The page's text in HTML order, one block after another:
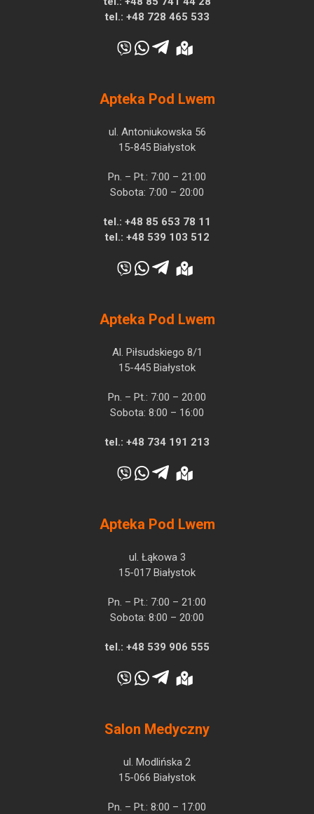
tel.: +48 728 465 533
Apteka Pod Lwem
ul. Antoniukowska 56
15-845 Białystok
Pn. – Pt.: 7:00 – 21:00
Sobota: 7:00 – 20:00
tel.: +48 85 653 78 11
tel.: +48 539 103 512
Apteka Pod Lwem
Al. Piłsudskiego 8/1
15-445 Białystok
Pn. – Pt.: 7:00 – 20:00
Sobota: 8:00 – 16:00
tel.: +48 734 191 213
Apteka Pod Lwem
ul. Łąkowa 3
15-017 Białystok
Pn. – Pt.: 7:00 – 21:00
Sobota: 8:00 – 20:00
tel.: +48 539 906 555
Salon Medyczny
ul. Modlińska 2
15-066 Białystok
Pn. – Pt.: 8:00 – 17:00